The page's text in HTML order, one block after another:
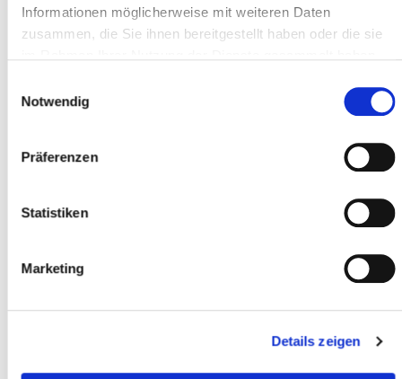
Informationen möglicherweise mit weiteren Daten
zusammen, die Sie ihnen bereitgestellt haben oder die sie
Notwendig
Präferenzen
Statistiken
Marketing
Details zeigen
Accetto
mio consenso *